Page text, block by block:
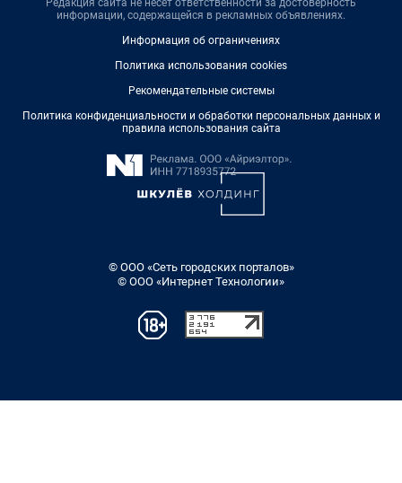
Редакция сайта не несет ответственности за достоверность
информации, содержащейся в рекламных объявлениях.
Информация об ограничениях
Политика использования cookies
Рекомендательные системы
Политика конфиденциальности и обработки персональных данных и
правила использования сайта
© ООО «Сеть городских порталов»
© ООО «Интернет Технологии»